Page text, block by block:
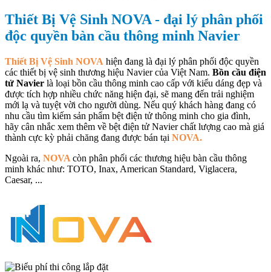
Thiết Bị Vệ Sinh NOVA - đại lý phân phối
độc quyền bàn cầu thông minh Navier
Thiết Bị Vệ Sinh NOVA hiện đang là đại lý phân phối độc quyền
các thiết bị vệ sinh thương hiệu Navier của Việt Nam. Bồn cầu điện
tử Navier là loại bồn cầu thông minh cao cấp với kiểu dáng đẹp và
được tích hợp nhiều chức năng hiện đại, sẽ mang đến trải nghiệm
mới lạ và tuyệt vời cho người dùng. Nếu quý khách hàng đang có
nhu cầu tìm kiếm sản phẩm bệt điện tử thông minh cho gia đình,
hãy cân nhắc xem thêm về bệt điện tử Navier chất lượng cao mà giá
thành cực kỳ phải chăng đang được bán tại NOVA.
Ngoài ra, NOVA còn phân phối các thương hiệu bàn cầu thông
minh khác như: TOTO, Inax, American Standard, Viglacera,
Caesar, ...